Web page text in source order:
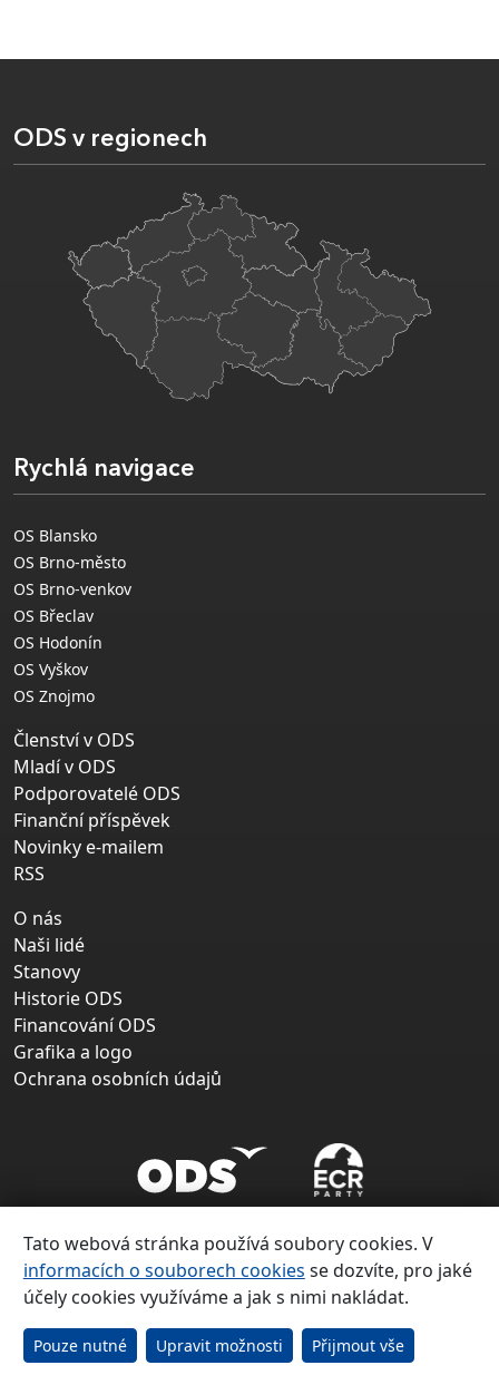
ODS v regionech
Rychlá navigace
OS Blansko
OS Brno-město
OS Brno-venkov
OS Břeclav
OS Hodonín
OS Vyškov
OS Znojmo
Členství v ODS
Mladí v ODS
Podporovatelé ODS
Finanční příspěvek
Novinky e-mailem
RSS
O nás
Naši lidé
Stanovy
Historie ODS
Financování ODS
Grafika a logo
Ochrana osobních údajů
Copyright ©
Občanská demokratická strana 1991 – 2026
Tato webová stránka používá soubory cookies. V
informacích o souborech cookies se dozvíte, pro jaké
účely cookies využíváme a jak s nimi nakládat.
Pouze nutné Upravit možnosti Přijmout vše